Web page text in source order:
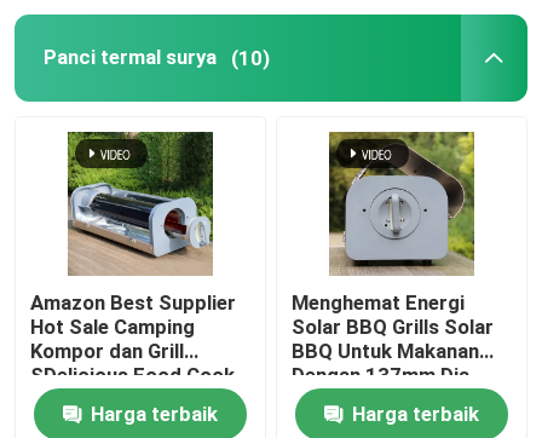
Panci termal surya (10)
Amazon Best Supplier
Hot Sale Camping
Kompor dan Grill
SDelicious Food Cook
With A Sun Oven
Harga terbaik
Menghemat Energi
Solar BBQ Grills Solar
BBQ Untuk Makanan
Dengan 137mm Dia
Borosilikat Kaca Solar
Tabung vakum
Harga terbaik